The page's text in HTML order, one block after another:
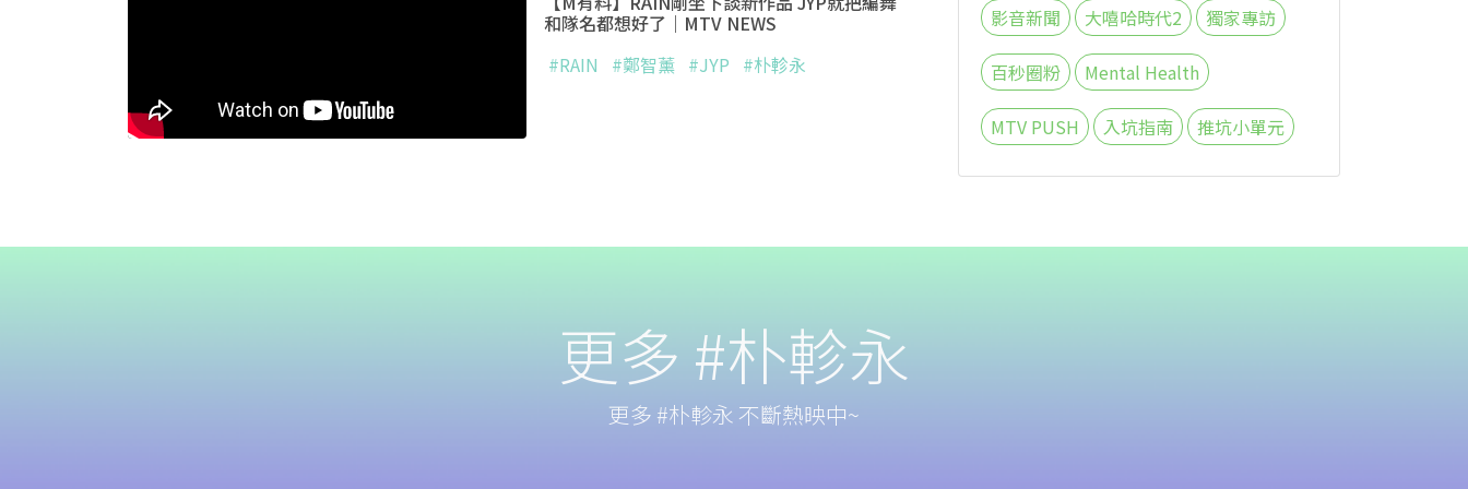
影音新聞 大嘻哈時代2 獨家專訪
百秒圈粉 Mental Health
MTV PUSH 入坑指南 推坑小單元
和隊名都想好了｜MTV NEWS
#RAIN
#鄭智薰 #JYP #朴軫永
更多 #朴軫永
更多 #朴軫永 不斷熱映中~